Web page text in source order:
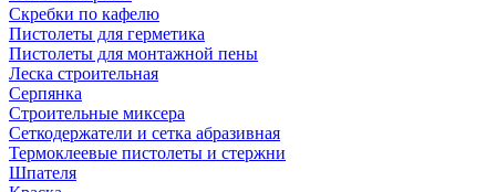
Скребки по кафелю
Пистолеты для герметика
Пистолеты для монтажной пены
Леска строительная
Серпянка
Строительные миксера
Сеткодержатели и сетка абразивная
Термоклеевые пистолеты и стержни
Шпателя